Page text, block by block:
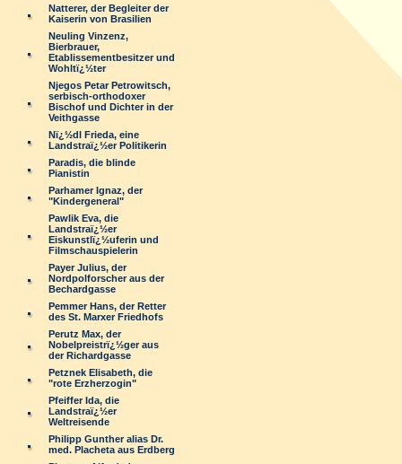
Natterer, der Begleiter der
Kaiserin von Brasilien
Neuling Vinzenz,
Bierbrauer,
Etablissementbesitzer und
Wohltï¿½ter
Njegos Petar Petrowitsch,
serbisch-orthodoxer
Bischof und Dichter in der
Veithgasse
Nï¿½dl Frieda, eine
Landstraï¿½er Politikerin
Paradis, die blinde
Pianistin
Parhamer Ignaz, der
"Kindergeneral"
Pawlik Eva, die
Landstraï¿½er
Eiskunstlï¿½uferin und
Filmschauspielerin
Payer Julius, der
Nordpolforscher aus der
Bechardgasse
Pemmer Hans, der Retter
des St. Marxer Friedhofs
Perutz Max, der
Nobelpreistrï¿½ger aus
der Richardgasse
Petznek Elisabeth, die
"rote Erzherzogin"
Pfeiffer Ida, die
Landstraï¿½er
Weltreisende
Philipp Gunther alias Dr.
med. Placheta aus Erdberg